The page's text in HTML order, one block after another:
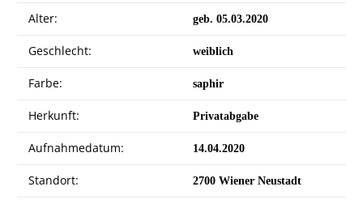
Alter: geb. 05.03.2020
Geschlecht: weiblich
Farbe: saphir
Herkunft: Privatabgabe
Aufnahmedatum: 14.04.2020
Standort: 2700 Wiener Neustadt